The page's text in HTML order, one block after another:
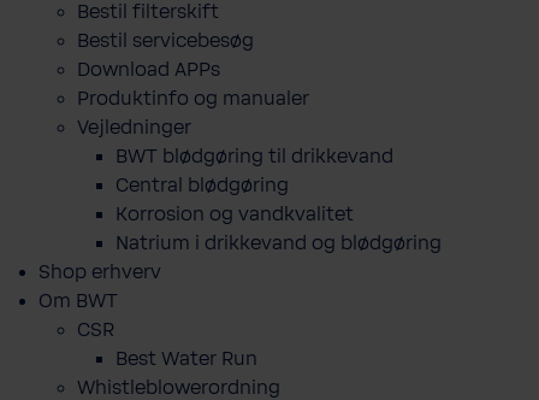
Bestil filterskift
Bestil servicebesøg
Download APPs
Produktinfo og manualer
Vejledninger
BWT blødgøring til drikkevand
Central blødgøring
Korro­sion og vand­kva­litet
Natrium i drikkevand og blødgøring
Shop erhverv
Om BWT
CSR
Best Water Run
Whistleblowerordning